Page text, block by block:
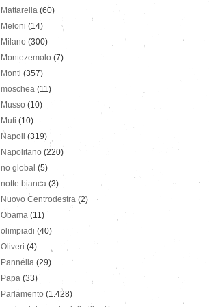
Mattarella (60)
Meloni (14)
Milano (300)
Montezemolo (7)
Monti (357)
moschea (11)
Musso (10)
Muti (10)
Napoli (319)
Napolitano (220)
no global (5)
notte bianca (3)
Nuovo Centrodestra (2)
Obama (11)
olimpiadi (40)
Oliveri (4)
Pannella (29)
Papa (33)
Parlamento (1.428)